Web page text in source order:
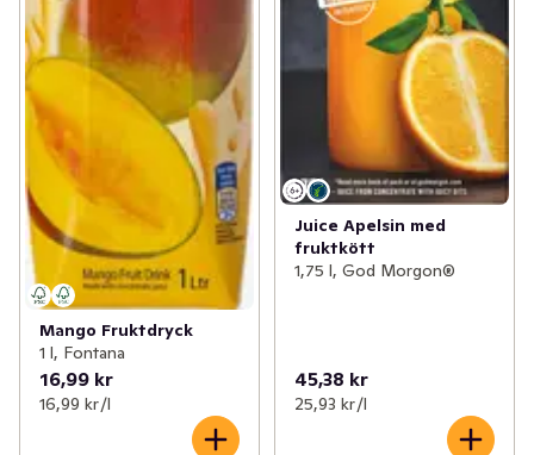
Mango Fruktdryck
1 l, Fontana
16,99 kr
16,99 kr /l
Juice Apelsin med
fruktkött
1,75 l, God Morgon®
45,38 kr
25,93 kr /l